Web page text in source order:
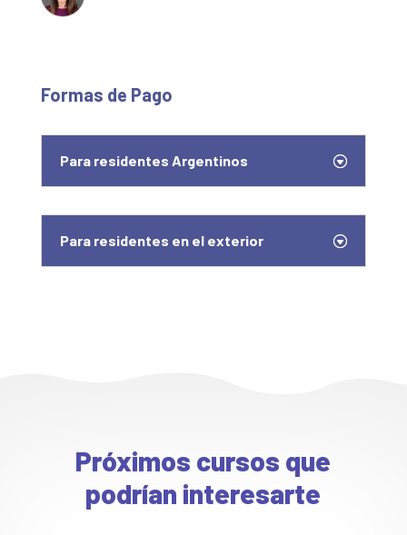
Formas de Pago
Para residentes Argentinos
Para residentes en el exterior
Próximos cursos que
podrían interesarte